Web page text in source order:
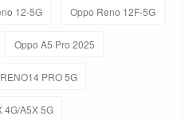
12-5G Oppo Reno 12F-5G
Oppo A5 Pro 2025
RENO14 PRO 5G
4G/A5X 5G